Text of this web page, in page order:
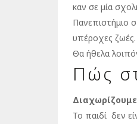
καν σε μία
Πανεπιστήμιο
υπέροχες ζωές.
Θα ήθελα
Πώς
Το παιδί δεν